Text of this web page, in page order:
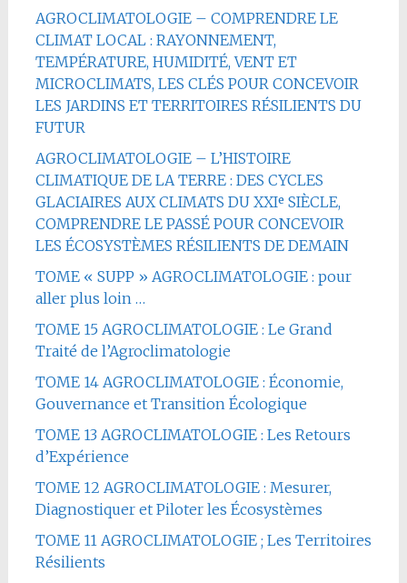
AGROCLIMATOLOGIE – COMPRENDRE LE
CLIMAT LOCAL : RAYONNEMENT,
TEMPÉRATURE, HUMIDITÉ, VENT ET
MICROCLIMATS, LES CLÉS POUR CONCEVOIR
LES JARDINS ET TERRITOIRES RÉSILIENTS DU
FUTUR
AGROCLIMATOLOGIE – L’HISTOIRE
CLIMATIQUE DE LA TERRE : DES CYCLES
GLACIAIRES AUX CLIMATS DU XXIᵉ SIÈCLE,
COMPRENDRE LE PASSÉ POUR CONCEVOIR
LES ÉCOSYSTÈMES RÉSILIENTS DE DEMAIN
TOME « SUPP » AGROCLIMATOLOGIE : pour
aller plus loin …
TOME 15 AGROCLIMATOLOGIE : Le Grand
Traité de l’Agroclimatologie
TOME 14 AGROCLIMATOLOGIE : Économie,
Gouvernance et Transition Écologique
TOME 13 AGROCLIMATOLOGIE : Les Retours
d’Expérience
TOME 12 AGROCLIMATOLOGIE : Mesurer,
Diagnostiquer et Piloter les Écosystèmes
TOME 11 AGROCLIMATOLOGIE ; Les Territoires
Résilients